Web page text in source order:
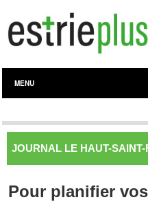
MENU
JOURNAL LE HAUT-
Pour planifier